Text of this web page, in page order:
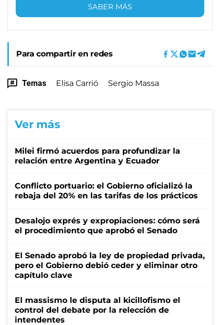
SABER MÁS
Para compartir en redes
Temas Elisa Carrió Sergio Massa
Ver más
Milei firmó acuerdos para profundizar la
relación entre Argentina y Ecuador
Conflicto portuario: el Gobierno oficializó la
rebaja del 20% en las tarifas de los prácticos
Desalojo exprés y expropiaciones: cómo será
el procedimiento que aprobó el Senado
El Senado aprobó la ley de propiedad privada,
pero el Gobierno debió ceder y eliminar otro
capítulo clave
El massismo le disputa al kicillofismo el
control del debate por la relección de
intendentes